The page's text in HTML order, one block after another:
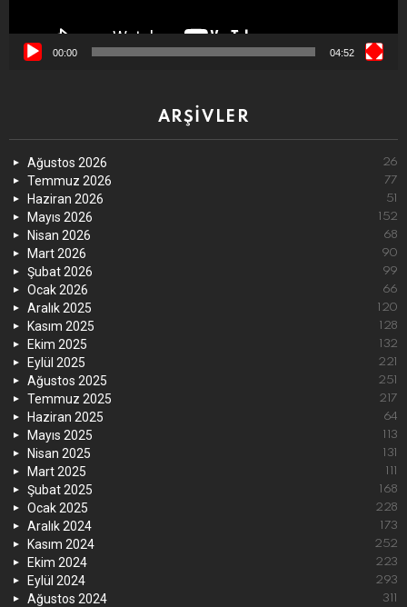
00:00 04:52
ARŞIVLER
Ağustos 2026 26
Temmuz 2026 77
Haziran 2026 51
Mayıs 2026 152
Nisan 2026 68
Mart 2026 90
Şubat 2026 99
Ocak 2026 66
Aralık 2025 120
Kasım 2025 128
Ekim 2025 132
Eylül 2025 221
Ağustos 2025 251
Temmuz 2025 217
Haziran 2025 64
Mayıs 2025 113
Nisan 2025 131
Mart 2025 111
Şubat 2025 168
Ocak 2025 228
Aralık 2024 173
Kasım 2024 252
Ekim 2024 223
Eylül 2024 293
Ağustos 2024 311